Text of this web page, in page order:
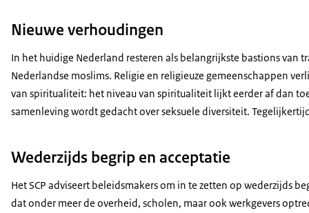
Nieuwe verhoudingen
In het huidige Nederland resteren als belangrijkste bastions
Nederlandse moslims. Religie en religieuze gemeenschappen
van spiritualiteit: het niveau van spiritualiteit lijkt eerder af dan
samenleving wordt gedacht over seksuele diversiteit.
Wederzijds begrip en acceptatie
Het SCP adviseert beleidsmakers om in te zetten op wederzijds
dat onder meer de overheid, scholen, maar ook werkgevers